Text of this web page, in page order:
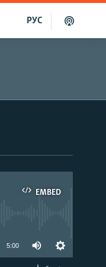
РУС
EMBED
5:00